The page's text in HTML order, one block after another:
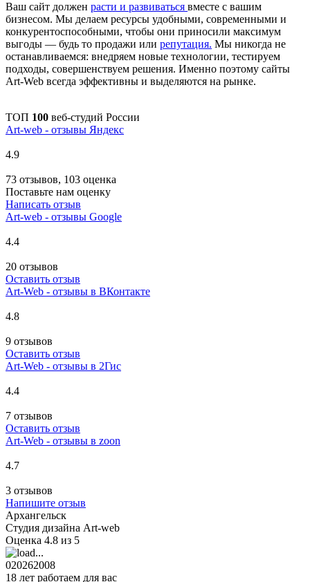
Ваш сайт должен расти и развиваться вместе с вашим
бизнесом. Мы делаем ресурсы удобными, современными и
конкурентоспособными, чтобы они приносили максимум
выгоды — будь то продажи или репутация. Мы никогда не
останавливаемся: внедряем новые технологии, тестируем
подходы, совершенствуем решения. Именно поэтому сайты
Art-Web всегда эффективны и выделяются на рынке.
ТОП 100 веб-студий России
Art-web - отзывы Яндекс
4.9
73 отзывов, 103 оценка
Поставьте нам оценку
Написать отзыв
Art-web - отзывы Google
4.4
20 отзывов
Оставить отзыв
Art-Web - отзывы в ВКонтакте
4.8
9 отзывов
Оставить отзыв
Art-Web - отзывы в 2Гис
4.4
7 отзывов
Оставить отзыв
Art-Web - отзывы в zoon
4.7
3 отзывов
Напишите отзыв
Архангельск
Студия дизайна Art-web
Оценка 4.8 из 5
020262008
18 лет работаем для вас